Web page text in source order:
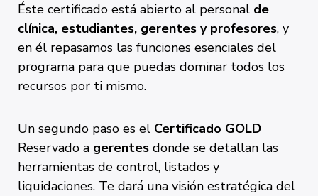
Éste certificado está abierto al personal de
clínica, estudiantes, gerentes y profesores, y
en él repasamos las funciones esenciales del
programa para que puedas dominar todos los
recursos por ti mismo.
Un segundo paso es el Certificado GOLD
Reservado a gerentesdonde se detallan las
herramientasde control, listados y
liquidaciones. Te dará una visión estratégica del